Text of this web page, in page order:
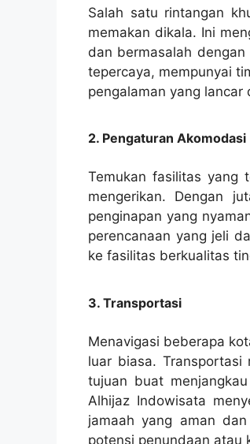
Salah satu rintangan
memakan dikala. Ini
dan bermasalah
tepercaya, mempunyai
pengalaman yang
2. Pengaturan Akomodasi
Temukan fasilitas
mengerikan. Dengan
penginapan yang
perencanaan yang jeli
ke fasilitas berkualitas
3. Transportasi
Menavigasi beberapa
luar biasa. Transportasi
tujuan buat
Alhijaz Indowisata
jamaah yang aman
potensi penundaan atau